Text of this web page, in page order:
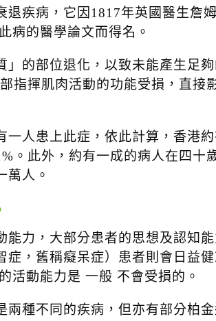
疾病，它因1817年英國醫生詹
病的醫學論文而得名。
」的部位退化，以致未能產生足
指揮肌肉活動的功能受損，直接
一人患上此症，依此計算，香港
。此外，約有一成的病人在四十
萬人。
能力，大部分患者的思想及認知
症，舊稱癡呆症）患者則會日益
活動能力是 一般 不會受損的。
兩種不同的疾病，但亦有部分柏